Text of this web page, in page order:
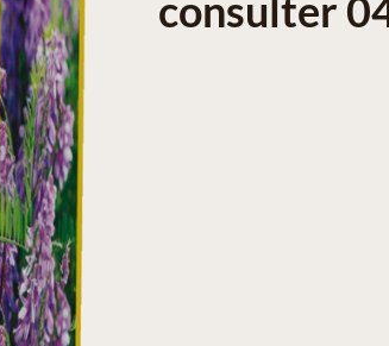
consulter